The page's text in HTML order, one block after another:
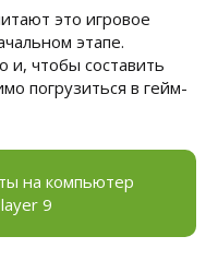
это игровое
этапе.
и, чтобы составить
погрузиться в гейм-
на компьютер
9